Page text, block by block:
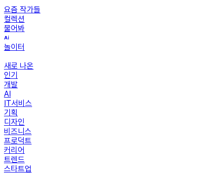
요즘 작가들
컬렉션
물어봐
놀이터
새로 나온
인기
개발
AI
IT서비스
기획
디자인
비즈니스
프로덕트
커리어
트렌드
스타트업